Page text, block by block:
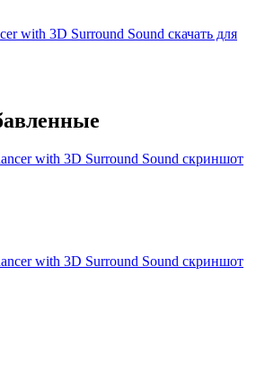
with 3D Surround Sound скачать для